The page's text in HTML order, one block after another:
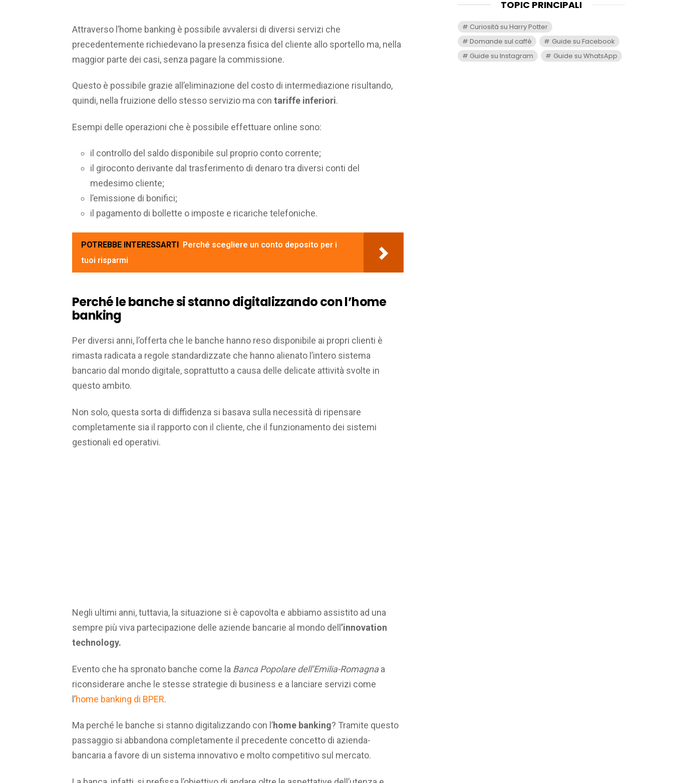
Attraverso l’home banking è possibile avvalersi di diversi servizi che
precedentemente richiedevano la presenza fisica del cliente allo sportello ma, nella
maggior parte dei casi, senza pagare la commissione.
Questo è possibile grazie all’eliminazione del costo di intermediazione risultando,
quindi, nella fruizione dello stesso servizio ma con tariffe inferiori.
Esempi delle operazioni che è possibile effettuare online sono:
il controllo del saldo disponibile sul proprio conto corrente;
il giroconto derivante dal trasferimento di denaro tra diversi conti del
medesimo cliente;
l’emissione di bonifici;
il pagamento di bollette o imposte e ricariche telefoniche.
POTREBBE INTERESSARTI Perché scegliere un conto deposito per i
tuoi risparmi
Perché le banche si stanno digitalizzando con l’home
banking
Per diversi anni, l’offerta che le banche hanno reso disponibile ai propri clienti è
rimasta radicata a regole standardizzate che hanno alienato l’intero sistema
bancario dal mondo digitale, soprattutto a causa delle delicate attività svolte in
questo ambito.
Non solo, questa sorta di diffidenza si basava sulla necessità di ripensare
completamente sia il rapporto con il cliente, che il funzionamento dei sistemi
gestionali ed operativi.
Negli ultimi anni, tuttavia, la situazione si è capovolta e abbiamo assistito ad una
sempre più viva partecipazione delle aziende bancarie al mondo dell ’innovation
technology.
Evento che ha spronato banche come la Banca Popolare dell’Emilia-Romagnaa
riconsiderare anche le stesse strategie di business e a lanciare servizi come
l’home banking di BPER.
Ma perché le banche si stanno digitalizzando con l’home banking? Tramite questo
passaggio si abbandona completamente il precedente concetto di azienda-
bancaria a favore di un sistema innovativo e molto competitivo sul mercato.
TOPIC PRINCIPALI
Curiosità su Harry Potter
Domande sul caffè
Guide su Facebook
Guide su Instagram
Guide su WhatsApp